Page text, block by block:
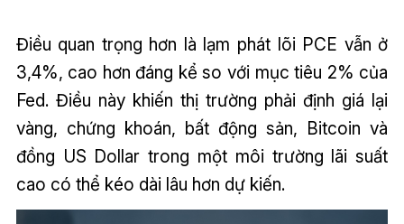
Điều quan trọng hơn là lạm phát lõi PCE vẫn ở
3,4%, cao hơn đáng kể so với mục tiêu 2% của
Fed. Điều này khiến thị trường phải định giá lại
vàng, chứng khoán, bất động sản, Bitcoin và
đồng US Dollar trong một môi trường lãi suất
cao có thể kéo dài lâu hơn dự kiến.